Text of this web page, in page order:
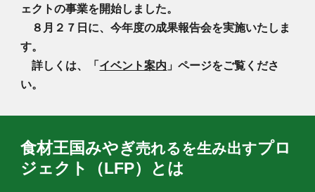
ェクトの事業を開始しました。
８月２７日に、今年度の成果報告会を実施いたしま
す。
詳しくは、「イベント案内 」ページをご覧くださ
い。
食材王国みやぎ売れるを生み出すプロ
ジェクト（LFP）とは